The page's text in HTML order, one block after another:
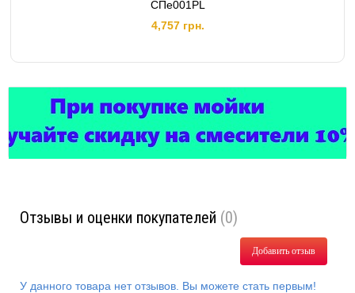
СПе001РL
4,757 грн.
Отзывы и оценки покупателей (0)
Добавить отзыв
У данного товара нет отзывов. Вы можете стать первым!